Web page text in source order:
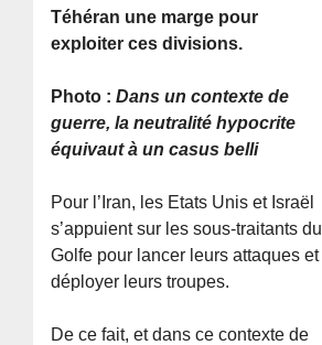
Téhéran une marge pour
exploiter ces divisions.
Photo :Dans un contexte de
guerre, la neutralité hypocrite
équivaut à un casus belli
Pour l’Iran, les Etats Unis et Israël
s’appuient sur les sous-traitants du
Golfe pour lancer leurs attaques et
déployer leurs troupes.
De ce fait, et dans ce contexte de